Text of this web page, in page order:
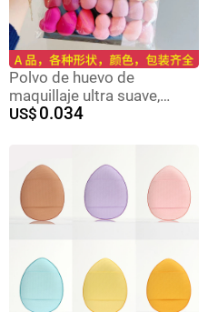
Polvo de huevo de
maquillaje ultra suave,
goteo de agua, calabaza
color, embalaje
independiente.
US$ 0.034